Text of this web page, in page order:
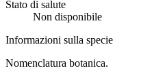
Stato di salute
Non disponibile
Informazioni sulla specie
Nomenclatura botanica.